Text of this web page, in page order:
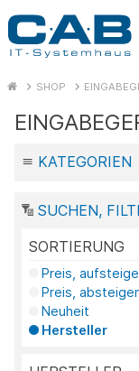
SHOP
KATEGORIEN
SUCHEN,
SORTIERUNG
Preis,
Preis,
Neuheit
Hersteller